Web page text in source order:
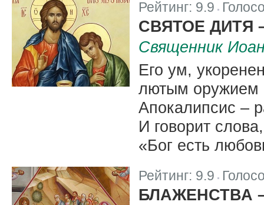
Рейтинг: 9.9 |
СВЯТОЕ ДИТЯ
Священник
Его ум,
лютым оружием
Апокалипсис –
И говорит
«Бог есть
Рейтинг: 9.9 |
БЛАЖЕНСТВА